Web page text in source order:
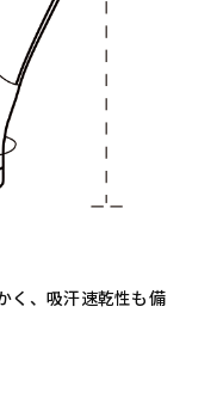
く、吸汗速乾性も備